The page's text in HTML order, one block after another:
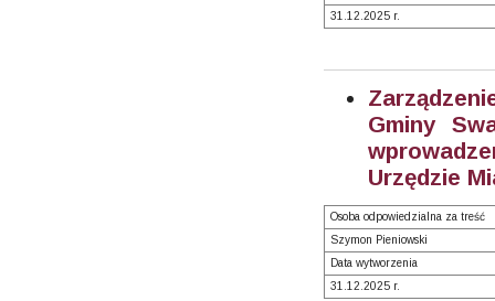
31.12.2025 r.
Gminy
Urzędzie
Osoba odpowiedzialna za treść
Szymon Pieniowski
Data wytworzenia
31.12.2025 r.